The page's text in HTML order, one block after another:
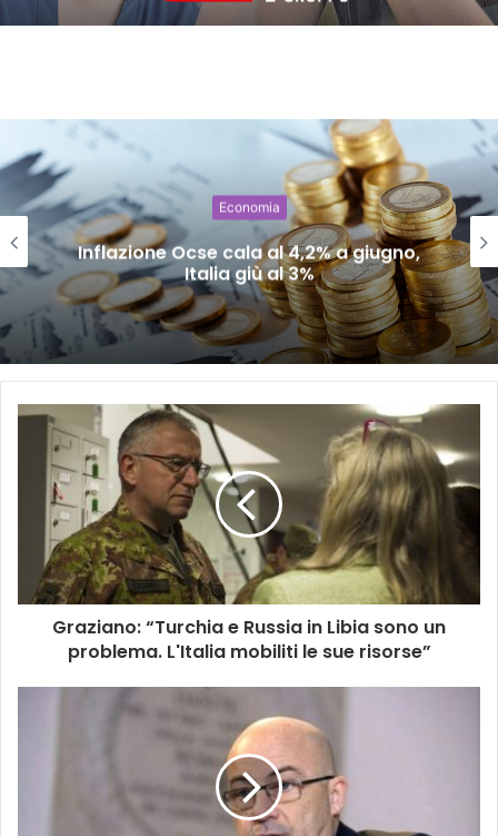
Economia
Inflazione Ocse cala al 4,2% a giugno,
Italia giù al 3%
Graziano: “Turchia e Russia in Libia sono un
problema. L'Italia mobiliti le sue risorse”